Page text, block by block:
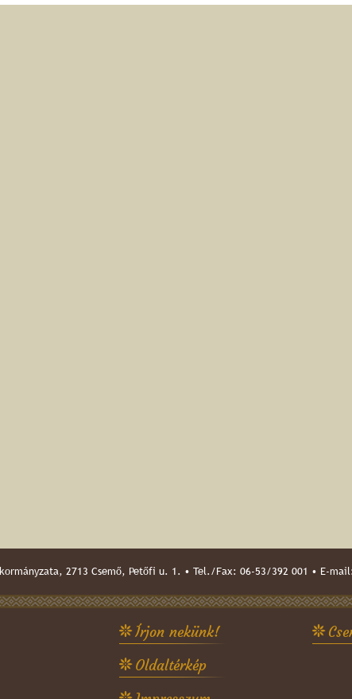
2713 Csemő, Petőfi u. 1. • Tel./Fax: 06-53/392 001 • E-mail:
Írjon nekünk!
Oldaltérkép